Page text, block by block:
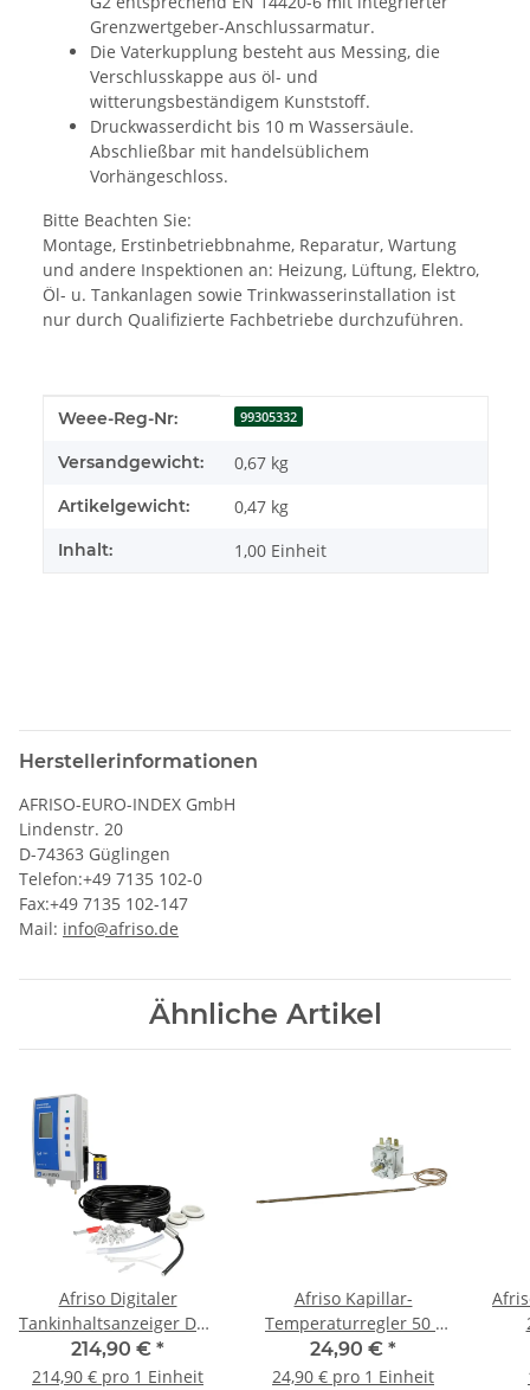
Grenzwertgeber-Anschlussarmatur.
Die Vaterkupplung besteht aus Messing, die
Verschlusskappe aus öl- und
witterungsbeständigem Kunststoff.
Druckwasserdicht bis 10 m Wassersäule.
Abschließbar mit handelsüblichem
Vorhängeschloss.
Bitte Beachten Sie:
Montage, Erstinbetriebbnahme, Reparatur, Wartung
und andere Inspektionen an: Heizung, Lüftung, Elektro,
Öl- u. Tankanlagen sowie Trinkwasserinstallation ist
nur durch Qualifizierte Fachbetriebe durchzuführen.
Produkteigenschaft
Wert
Weee-Reg-Nr: 99305332
Versandgewicht: 0,67 kg
Artikelgewicht: 0,47 kg
Inhalt: 1,00 Einheit
Herstellerinformationen
AFRISO-EURO-INDEX GmbH
Lindenstr. 20
D-74363 Güglingen
Telefon:+49 7135 102-0
Fax:+49 7135 102-147
Mail: info@afriso.de
Ähnliche Artikel
Afriso Digitaler
Tankinhaltsanzeiger DTA
10 52145
214,90 € *
214,90 € pro 1 Einheit
Afriso Kapillar-
Temperaturregler 50 -
310 °C Kapillarlänge
1000 mm
24,90 € *
24,90 € pro 1 Einheit